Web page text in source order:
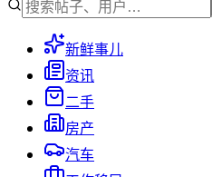
新鲜事儿
资讯
二手
房产
汽车